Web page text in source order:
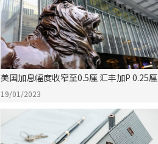
美国加息幅度收窄至0.5厘 汇丰加P 0.25厘
港按息升至达3.5厘水平
19/01/2023